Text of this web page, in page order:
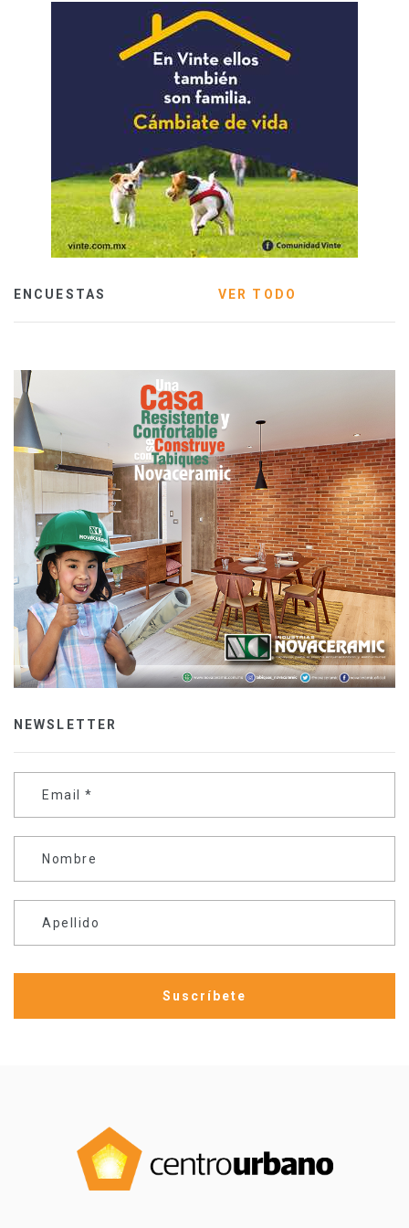
ENCUESTAS VER TODO
NEWSLETTER
Email *
Nombre
Apellido